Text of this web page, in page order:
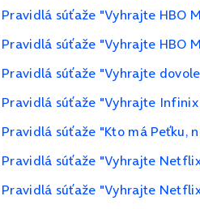
Pravidlá súťaže "Vyhrajte HBO
Pravidlá súťaže "Vyhrajte HBO
Pravidlá súťaže "Vyhrajte
Pravidlá súťaže "Vyhrajte
Pravidlá súťaže "Kto má Peťku,
Pravidlá súťaže "Vyhrajte
Pravidlá súťaže "Vyhrajte